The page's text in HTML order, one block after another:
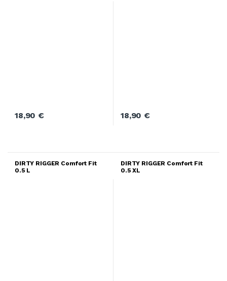
18,90€ 18,90€
DIRTY RIGGER Comfort Fit
0.5 L
DIRTY RIGGER Comfort Fit
0.5 XL